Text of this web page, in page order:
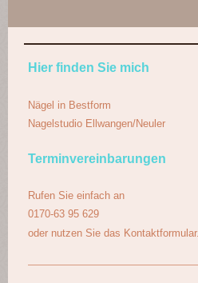
Hier finden Sie mich
Nägel in Bestform
Nagelstudio Ellwangen/Neuler
Terminvereinbarungen
Rufen Sie einfach an
0170-63 95 629
oder nutzen Sie das Kontaktformular.